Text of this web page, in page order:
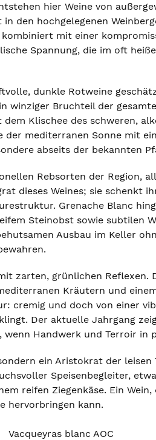
hier Weine von
den hochgelegenen
mit einer
Spannung, die im oft
dunkle Rotweine
winziger Bruchteil der
Klischee des schweren,
der mediterranen Sonne mit
abseits der bekannten
Rebsorten der Region,
dieses Weines; sie schenkt
Grenache Blanc
Steinobst sowie subtilen
Ausbau im Keller
zarten, grünlichen Reflexen.
Kräutern und
cremig und doch von einer
Der aktuelle Jahrgang
Handwerk und Terroir in
ein Aristokrat der
Speisenbegleiter,
reifen Ziegenkäse. Ein
hervorbringen kann.
Vacqueyras blanc AOC